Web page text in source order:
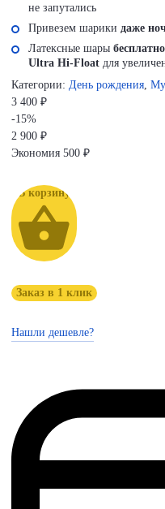
не запутались
Привезем шарики даже
Латексные шары
Ultra Hi-Float для
Категории: День рождения
3 400 ₽
-15%
2 900 ₽
Экономия 500 ₽
Заказ в 1 клик
Нашли дешевле?